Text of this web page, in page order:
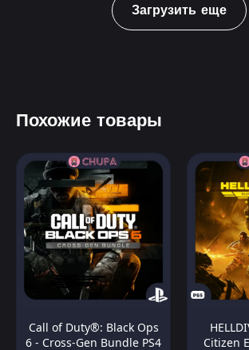
Загрузить еще
Похожие товары
Call of Duty®: Black Ops
6 - Cross-Gen Bundle PS4
Citizen